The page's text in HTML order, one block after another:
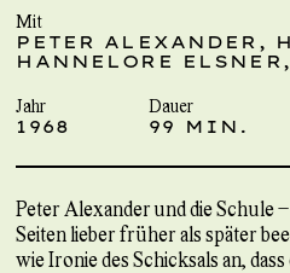
Mit
PETER ALEXANDER,
HANNELORE
Jahr
1968
Dauer
99 MIN.
Peter Alexander und die Schule
Seiten lieber früher als später
wie Ironie des Schicksals an,